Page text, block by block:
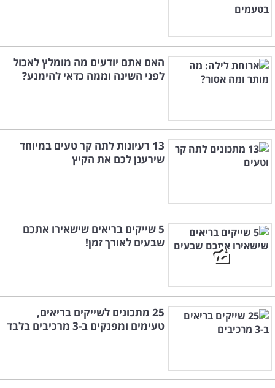
האם אתם יודעים מה מומלץ לאכול
לפני השינה וממה כדאי להימנע?
13 רעיונות לתה קר טעים במיוחד
שירענן לכם את הקיץ
5 שייקים בריאים שישאירו אתכם
שבעים לאורך זמן!
25 מתכונים לשייקים בריאים,
טעימים ומפנקים ב-3 מרכיבים בלבד